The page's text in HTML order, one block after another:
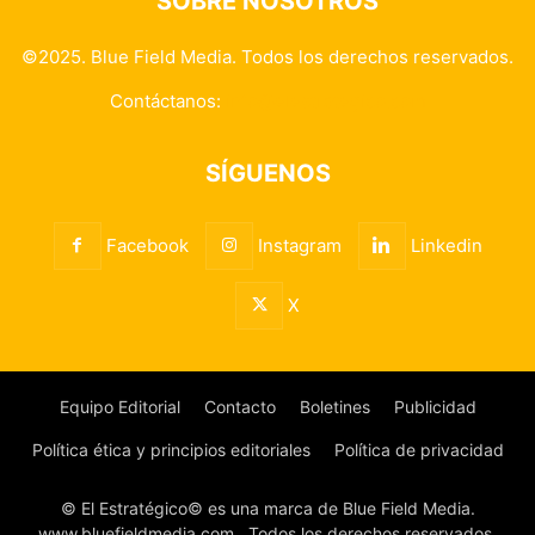
©2025. Blue Field Media. Todos los derechos reservados.
Contáctanos:
SÍGUENOS
Facebook Instagram Linkedin
X
Equipo Editorial Contacto Boletines Publicidad
Política ética y principios editoriales Política de privacidad
© El Estratégico© es una marca de Blue Field Media.